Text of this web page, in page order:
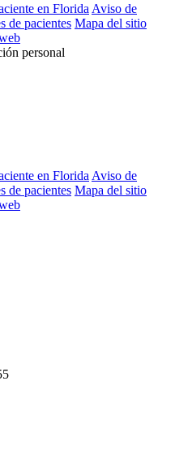
en Florida Aviso de
de pacientes Mapa del sitio
personal
en Florida Aviso de
de pacientes Mapa del sitio